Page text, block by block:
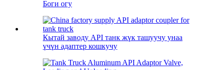
Боги огу
Кытай заводу API танк жүк ташуучу унаа
үчүн адаптер кошкучу